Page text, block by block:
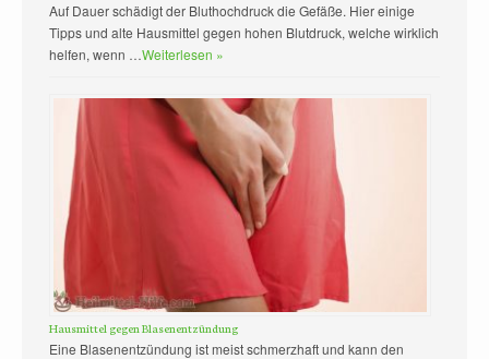
Auf Dauer schädigt der Bluthochdruck die Gefäße. Hier einige
Tipps und alte Hausmittel gegen hohen Blutdruck, welche wirklich
helfen, wenn …Weiterlesen »
Hausmittel gegen Blasenentzündung
Eine Blasenentzündung ist meist schmerzhaft und kann den